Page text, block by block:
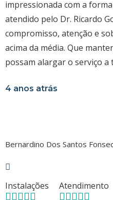
impressionada com a
atendido pelo Dr. Ricardo
compromisso, atenção e
acima da média. Que
possam alargar o serviço a
4 anos atrás
Bernardino Dos Santos
Instalações Atendimento